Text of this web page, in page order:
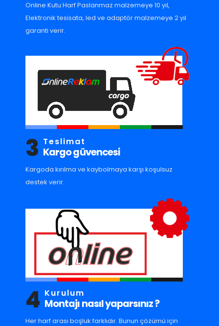
Online Kutu Harf Paslanmaz malzemeye 10 yıl,
Elektronik tesisata, led ve adaptör malzemeye 2 yıl
garanti verir.
3 Teslimat
Kargo güvencesi
Kargoda kırılma ve kaybolmaya karşı koşulsuz
destek verir.
4 Kurulum
Montajı nasıl yaparsınız ?
Her harf arası boşluk farklıdır. Bunun çözümü için